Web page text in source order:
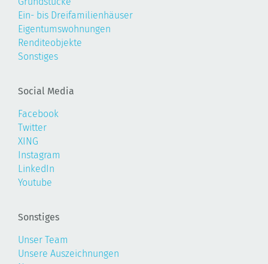
Ein- bis Dreifamilienhäuser
Eigentumswohnungen
Renditeobjekte
Sonstiges
Social Media
Facebook
Twitter
XING
Instagram
LinkedIn
Youtube
Sonstiges
Unser Team
Unsere Auszeichnungen